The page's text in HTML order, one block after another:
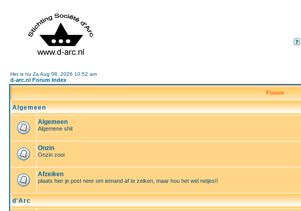
Het is nu Za Aug 08, 2026 10:52 am
d-arc.nl Forum Index
Forum
Algemeen
Algemeen
Algemene shit
Onzin
Onzin zooi
Afzeiken
plaats hier je post neer om iemand af te zeiken, maar hou het wel netjes!!
d'Arc